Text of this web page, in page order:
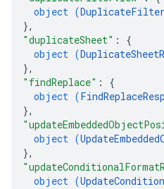
object (
},
"duplicateSheet" : {
object (
},
"findReplace" : {
object (
},
object (
},
object (